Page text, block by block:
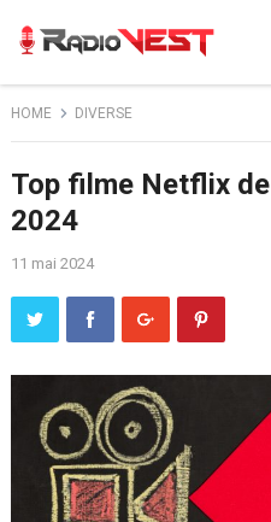
HOME DIVERSE
Top filme Netflix
2024
11 mai 2024